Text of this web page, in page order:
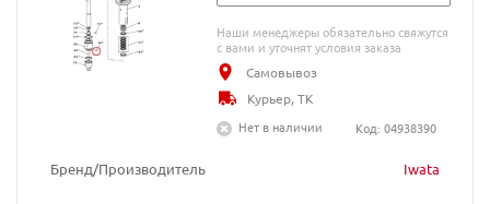
Бренд/Производитель Iwata
Наши менеджеры обязательно свяжутся
с вами и уточнят условия заказа
Самовывоз
Курьер, ТК
Нет в наличии
Код: 04938390